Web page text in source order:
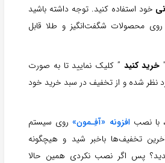
خود استفاده کنید. توجه داشته باشید
محصولات شگفت‌انگیز و طلا قابل
خرید کنید ” کلیک نمایید تا به صورت
نظر شده و از تخفیف در سبد خرید خود
با نصبافزونه «آفِـمون»روی سیستم
تخفیف‌ها باخبر شید و هیچگونه
پس اگر نصب نکردی همین حالا